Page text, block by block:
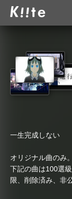
一生完成しない
オリジナル曲のみ。
下記の曲は100選
限、削除済み、非